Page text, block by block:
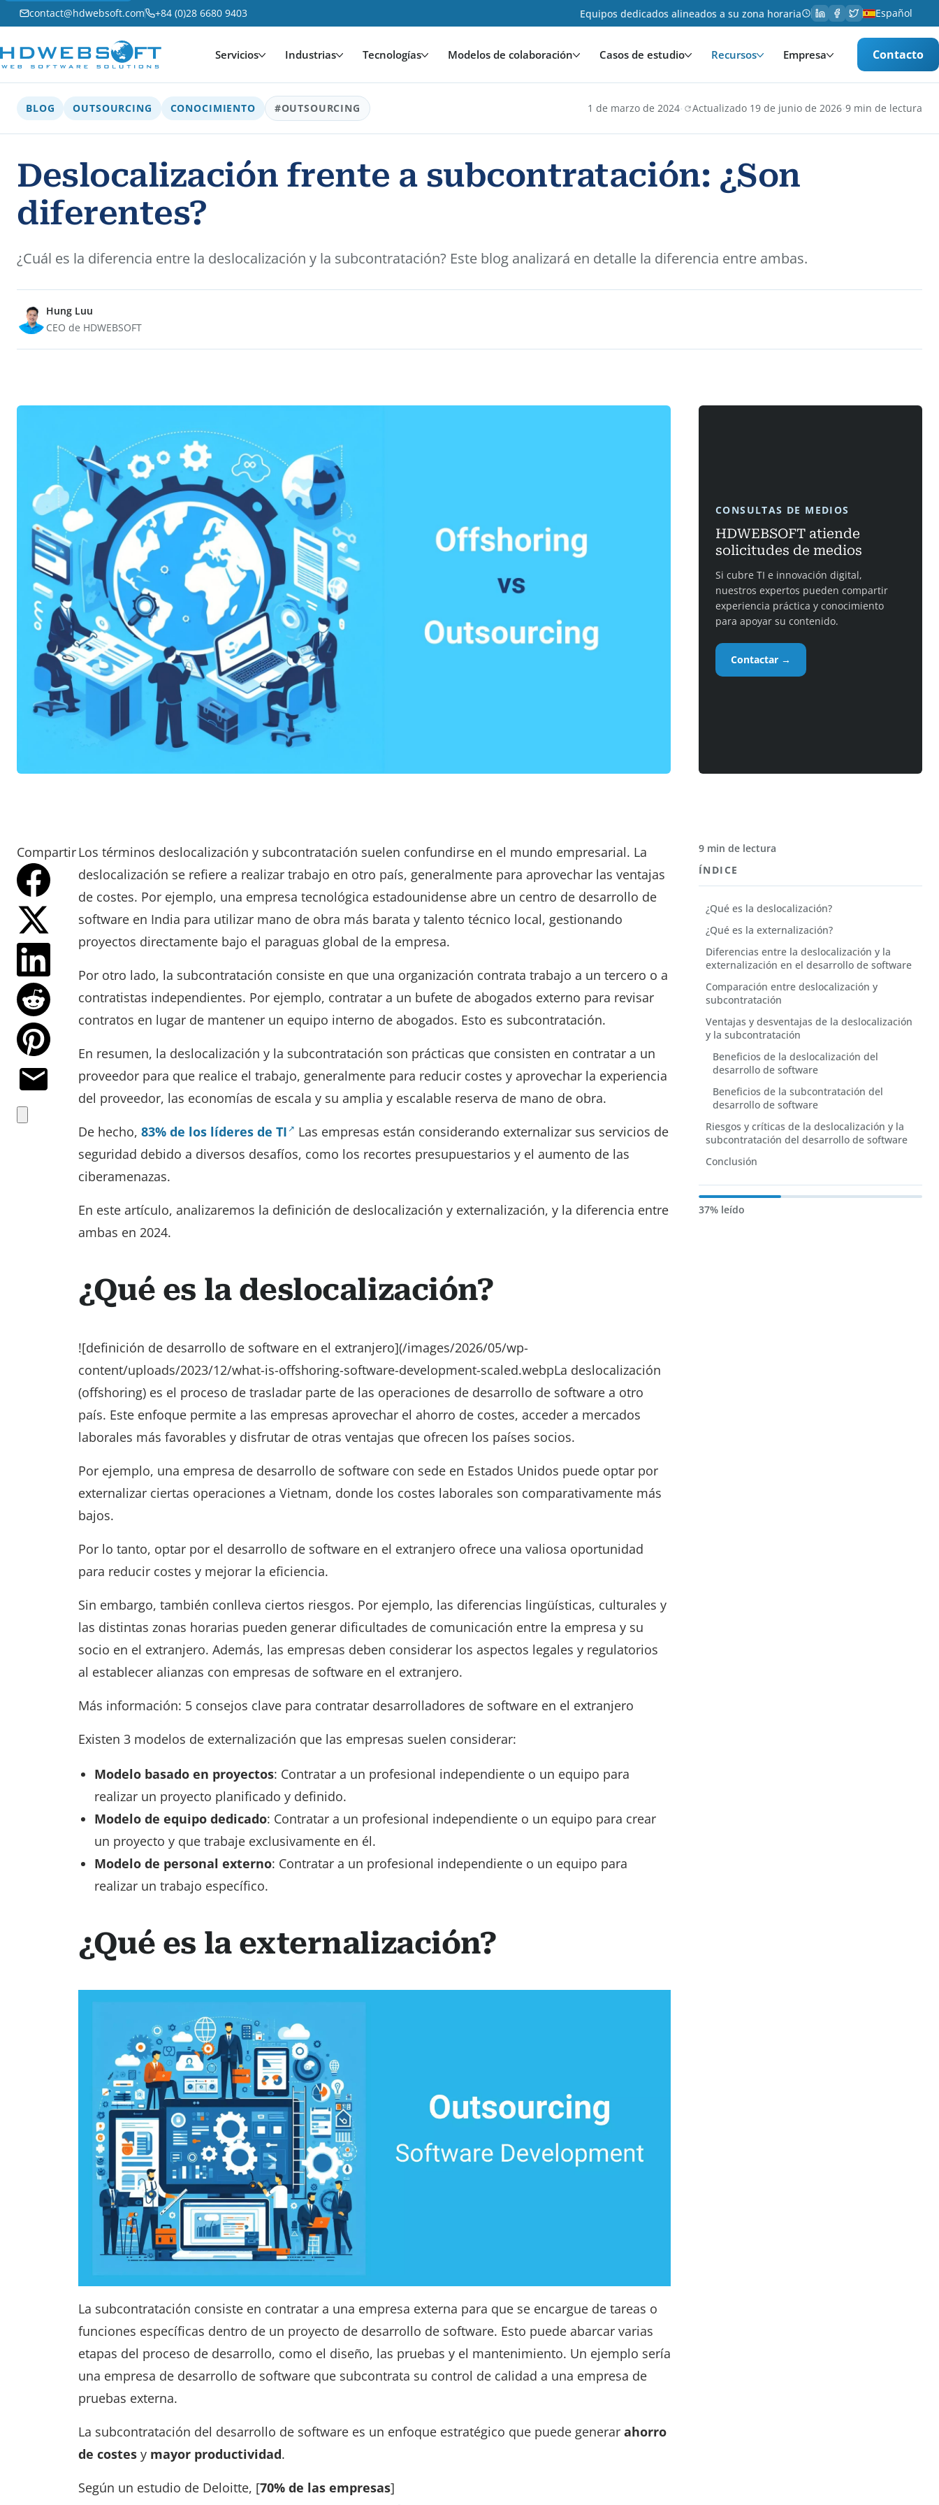
contact@hdwebsoft.com +84 (0)28 6680 9403 Equipos dedicados alineados a su zona horaria Español
Servicios Industrias Tecnologías Modelos de colaboración Casos de estudio Recursos Empresa Contacto
BLOG OUTSOURCING CONOCIMIENTO #OUTSOURCING 1 de marzo de 2024· Actualizado 19 de junio de 2026·9 min de lectura
Deslocalización frente a subcontratación: ¿Son
diferentes?
¿Cuál es la diferencia entre la deslocalización y la subcontratación? Este blog analizará en detalle la diferencia entre ambas.
Hung Luu
CEO de HDWEBSOFT
CONSULTAS DE MEDIOS
HDWEBSOFT atiende
solicitudes de medios
Si cubre TI e innovación digital,
nuestros expertos pueden compartir
experiencia práctica y conocimiento
para apoyar su contenido.
Contactar →
CompartirLos términos deslocalización y subcontratación suelen confundirse en el mundo empresarial. La
deslocalización se refiere a realizar trabajo en otro país, generalmente para aprovechar las ventajas
de costes. Por ejemplo, una empresa tecnológica estadounidense abre un centro de desarrollo de
software en India para utilizar mano de obra más barata y talento técnico local, gestionando
proyectos directamente bajo el paraguas global de la empresa.
Por otro lado, la subcontratación consiste en que una organización contrata trabajo a un tercero o a
contratistas independientes. Por ejemplo, contratar a un bufete de abogados externo para revisar
contratos en lugar de mantener un equipo interno de abogados. Esto es subcontratación.
En resumen, la deslocalización y la subcontratación son prácticas que consisten en contratar a un
proveedor para que realice el trabajo, generalmente para reducir costes y aprovechar la experiencia
del proveedor, las economías de escala y su amplia y escalable reserva de mano de obra.
De hecho, 83% de los líderes de TI
Las empresas están considerando externalizar sus servicios de
seguridad debido a diversos desafíos, como los recortes presupuestarios y el aumento de las
ciberamenazas.
En este artículo, analizaremos la definición de deslocalización y externalización, y la diferencia entre
ambas en 2024.
¿Qué es la deslocalización?
![definición de desarrollo de software en el extranjero](/images/2026/05/wp-
content/uploads/2023/12/what-is-offshoring-software-development-scaled.webpLa deslocalización
(offshoring) es el proceso de trasladar parte de las operaciones de desarrollo de software a otro
país. Este enfoque permite a las empresas aprovechar el ahorro de costes, acceder a mercados
laborales más favorables y disfrutar de otras ventajas que ofrecen los países socios.
Por ejemplo, una empresa de desarrollo de software con sede en Estados Unidos puede optar por
externalizar ciertas operaciones a Vietnam, donde los costes laborales son comparativamente más
bajos.
Por lo tanto, optar por el desarrollo de software en el extranjero ofrece una valiosa oportunidad
para reducir costes y mejorar la eficiencia.
Sin embargo, también conlleva ciertos riesgos. Por ejemplo, las diferencias lingüísticas, culturales y
las distintas zonas horarias pueden generar dificultades de comunicación entre la empresa y su
socio en el extranjero. Además, las empresas deben considerar los aspectos legales y regulatorios
al establecer alianzas con empresas de software en el extranjero.
Más información: 5 consejos clave para contratar desarrolladores de software en el extranjero
Existen 3 modelos de externalización que las empresas suelen considerar:
Modelo basado en proyectos: Contratar a un profesional independiente o un equipo para
realizar un proyecto planificado y definido.
Modelo de equipo dedicado: Contratar a un profesional independiente o un equipo para crear
un proyecto y que trabaje exclusivamente en él.
Modelo de personal externo: Contratar a un profesional independiente o un equipo para
realizar un trabajo específico.
¿Qué es la externalización?
La subcontratación consiste en contratar a una empresa externa para que se encargue de tareas o
funciones específicas dentro de un proyecto de desarrollo de software. Esto puede abarcar varias
etapas del proceso de desarrollo, como el diseño, las pruebas y el mantenimiento. Un ejemplo sería
una empresa de desarrollo de software que subcontrata su control de calidad a una empresa de
pruebas externa.
La subcontratación del desarrollo de software es un enfoque estratégico que puede generar ahorro
de costes y mayor productividad.
Según un estudio de Deloitte, [70% de las empresas]
9 min de lectura
ÍNDICE
¿Qué es la deslocalización?
¿Qué es la externalización?
Diferencias entre la deslocalización y la
externalización en el desarrollo de software
Comparación entre deslocalización y
subcontratación
Ventajas y desventajas de la deslocalización
y la subcontratación
Beneficios de la deslocalización del
desarrollo de software
Beneficios de la subcontratación del
desarrollo de software
Riesgos y críticas de la deslocalización y la
subcontratación del desarrollo de software
Conclusión
37% leído